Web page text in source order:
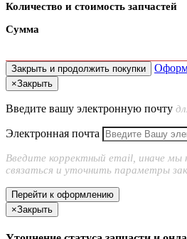
Количество и стоимость запчастей
Сумма
Закрыть и продолжить покупки
×Закрыть
Введите вашу электронную почту
Электронная почта
Введите корректный email, иначе
связаться и уточнить параметры
Перейти к оформлению
×Закрыть